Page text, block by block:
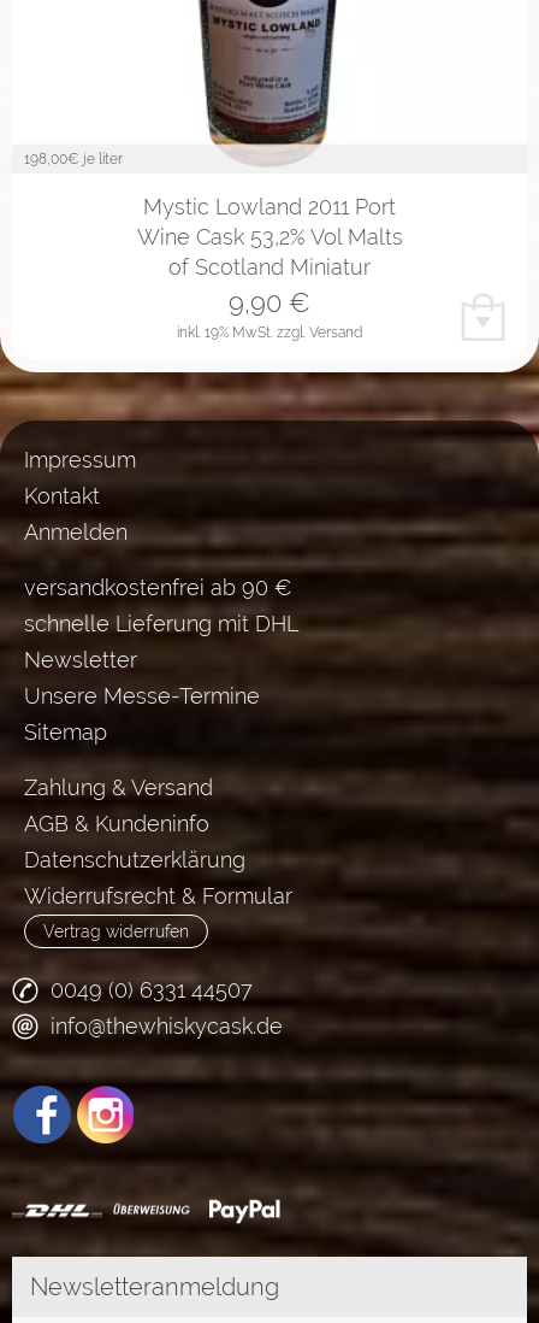
198,00€ je liter
Mystic Lowland 2011 Port
Wine Cask 53,2% Vol Malts
of Scotland Miniatur
inkl. 19% MwSt. zzgl. Versand
9,90 €
Impressum
Kontakt
Anmelden
versandkostenfrei ab 90 €
schnelle Lieferung mit DHL
Newsletter
Unsere Messe-Termine
Sitemap
Zahlung & Versand
AGB & Kundeninfo
Datenschutzerklärung
Widerrufsrecht & Formular
Vertrag widerrufen
0049 (0) 6331 44507
info@thewhiskycask.de